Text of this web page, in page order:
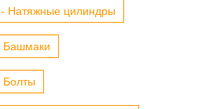
- Натяжные цилиндры
Башмаки
Болты